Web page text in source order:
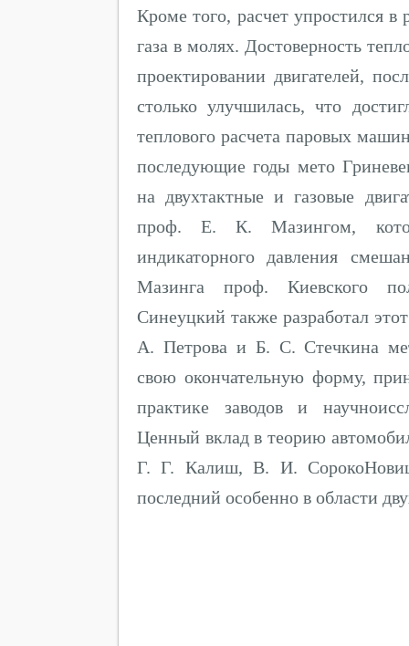
Кроме того, расчет упростился в
газа в молях. Достоверность
проектировании двигателей,
столько улучшилась, что
теплового расчета паровых
последующие годы мето
на двухтактные и газовые
проф. Е. К. Мазингом,
индикаторного давления
Мазинга проф. Киевского
Синеуцкий также разработал
А. Петрова и Б. С. Стечкина
свою окончательную форму,
практике заводов и
Ценный вклад в теорию
Г. Г. Калиш, В. И.
последний особенно в области